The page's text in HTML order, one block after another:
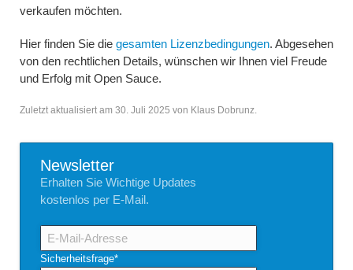
verkaufen möchten.
Hier finden Sie die gesamten Lizenzbedingungen. Abgesehen
von den rechtlichen Details, wünschen wir Ihnen viel Freude
und Erfolg mit Open Sauce.
Zuletzt aktualisiert am 30. Juli 2025 von Klaus Dobrunz.
Newsletter
Erhalten Sie Wichtige Updates
kostenlos per E-Mail.
E-
Mail-
Adresse
Pflichtfeld
Sicherheitsfrage*